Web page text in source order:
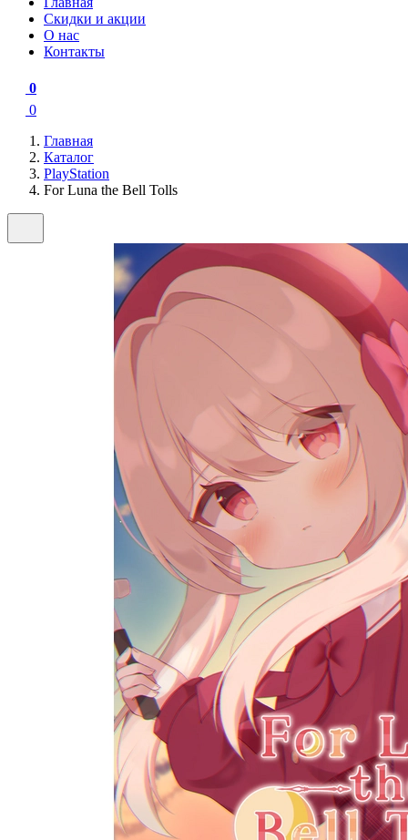
Скидки и акции
О нас
Контакты
0
0
Главная
Каталог
PlayStation
For Luna the Bell Tolls